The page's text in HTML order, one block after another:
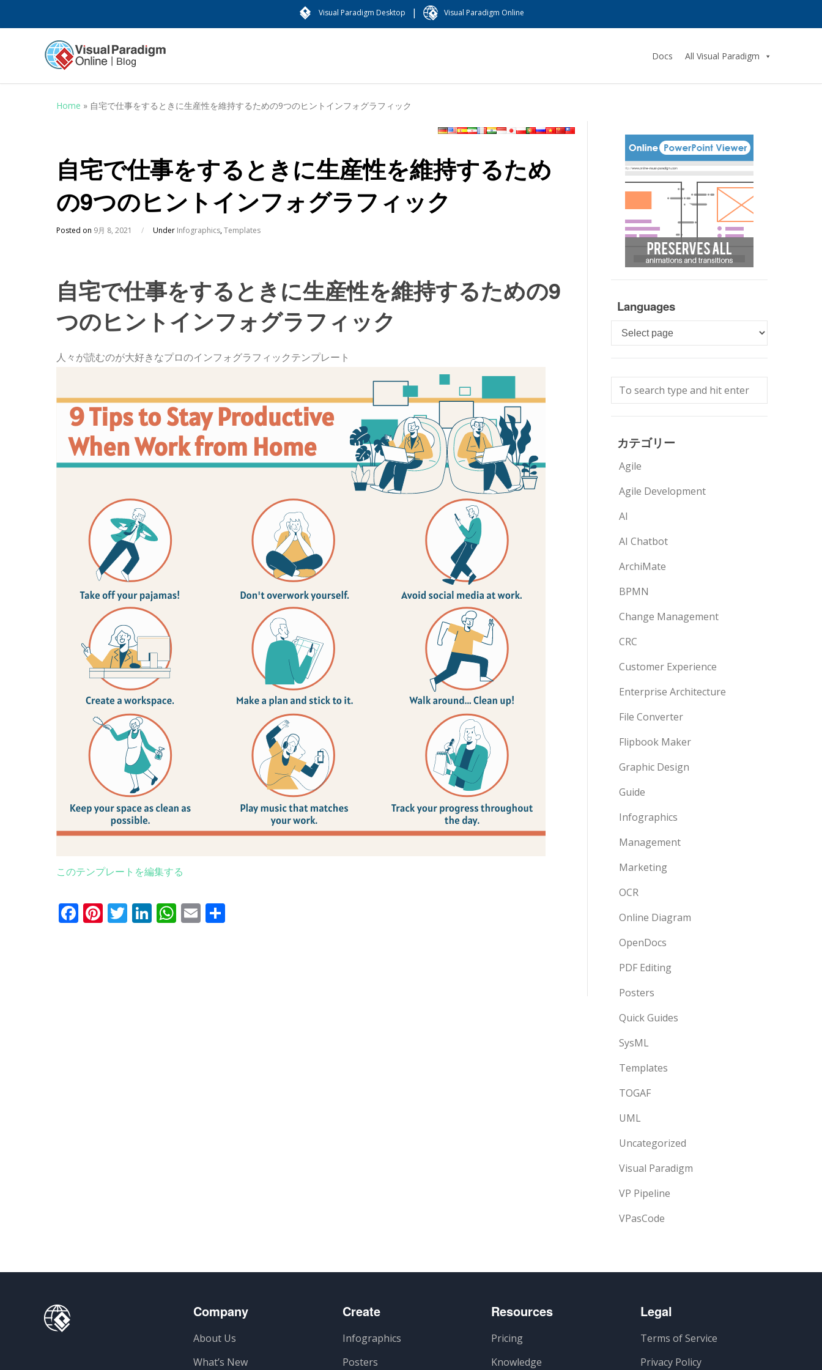
Visual Paradigm Desktop | Visual Paradigm Online
Docs All Visual Paradigm
Home » 自宅で仕事をするときに生産性を維持するための9つのヒントインフォグラフィック
自宅で仕事をするときに生産性を維持するため
の9つのヒントインフォグラフィック
Posted on 9月 8, 2021 / Under Infographics,Templates
自宅で仕事をするときに生産性を維持するための9
つのヒントインフォグラフィック
人々が読むのが大好きなプロのインフォグラフィックテンプレート
このテンプレートを編集する
Facebook
Pinterest
Twitter
LinkedIn
WhatsApp
Email
Languages
Languages
カテゴリー
Agile
Agile Development
AI
AI Chatbot
ArchiMate
BPMN
Change Management
CRC
Customer Experience
Enterprise Architecture
File Converter
Flipbook Maker
Graphic Design
Guide
Infographics
Management
Marketing
OCR
Online Diagram
OpenDocs
PDF Editing
Posters
Quick Guides
SysML
Templates
TOGAF
UML
Uncategorized
Visual Paradigm
VP Pipeline
VPasCode
Company
About Us
What’s New
Create
Infographics
Posters
Resources
Pricing
Knowledge
Legal
Terms of Service
Privacy Policy